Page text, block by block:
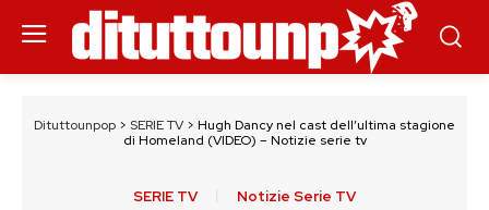
Dituttounpop > SERIE TV > Hugh Dancy nel cast dell’ultima stagione
di Homeland (VIDEO) – Notizie serie tv
SERIE TV Notizie Serie TV